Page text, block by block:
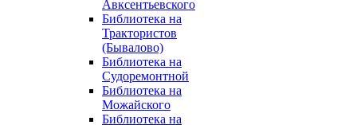
Авксентьевского
Библиотека на
Трактористов
(Бывалово)
Библиотека на
Судоремонтной
Библиотека на
Можайского
Библиотека на